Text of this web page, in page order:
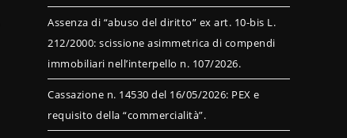
Assenza di “abuso del diritto” ex art. 10-bis L.
212/2000: scissione asimmetrica di compendi
immobiliari nell’interpello n. 107/2026.
Cassazione n. 14530 del 16/05/2026: PEX e
requisito della “commercialità”.